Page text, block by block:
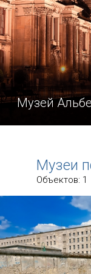
Музей
Музеи
Объектов: 1